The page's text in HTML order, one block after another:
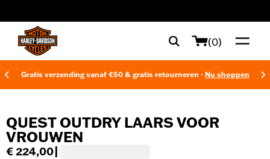
(0)
Gratis verzending vanaf €50 & gratis retourneren - Nu shoppen
QUEST OUTDRY LAARS VOOR
VROUWEN
€ 224,00